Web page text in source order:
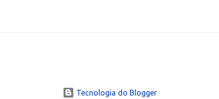
Tecnologia do Blogger